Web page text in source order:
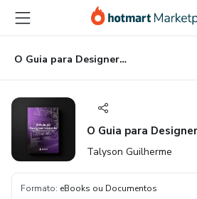
para
conteúdo
principal
para
pagamento
para
rodapé
O Guia para Designer Iniciante
O Guia para
Talyson Guilherme
Formato: eBooks ou Documentos